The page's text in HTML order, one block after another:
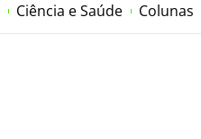
Ciência e Saúde Colunas